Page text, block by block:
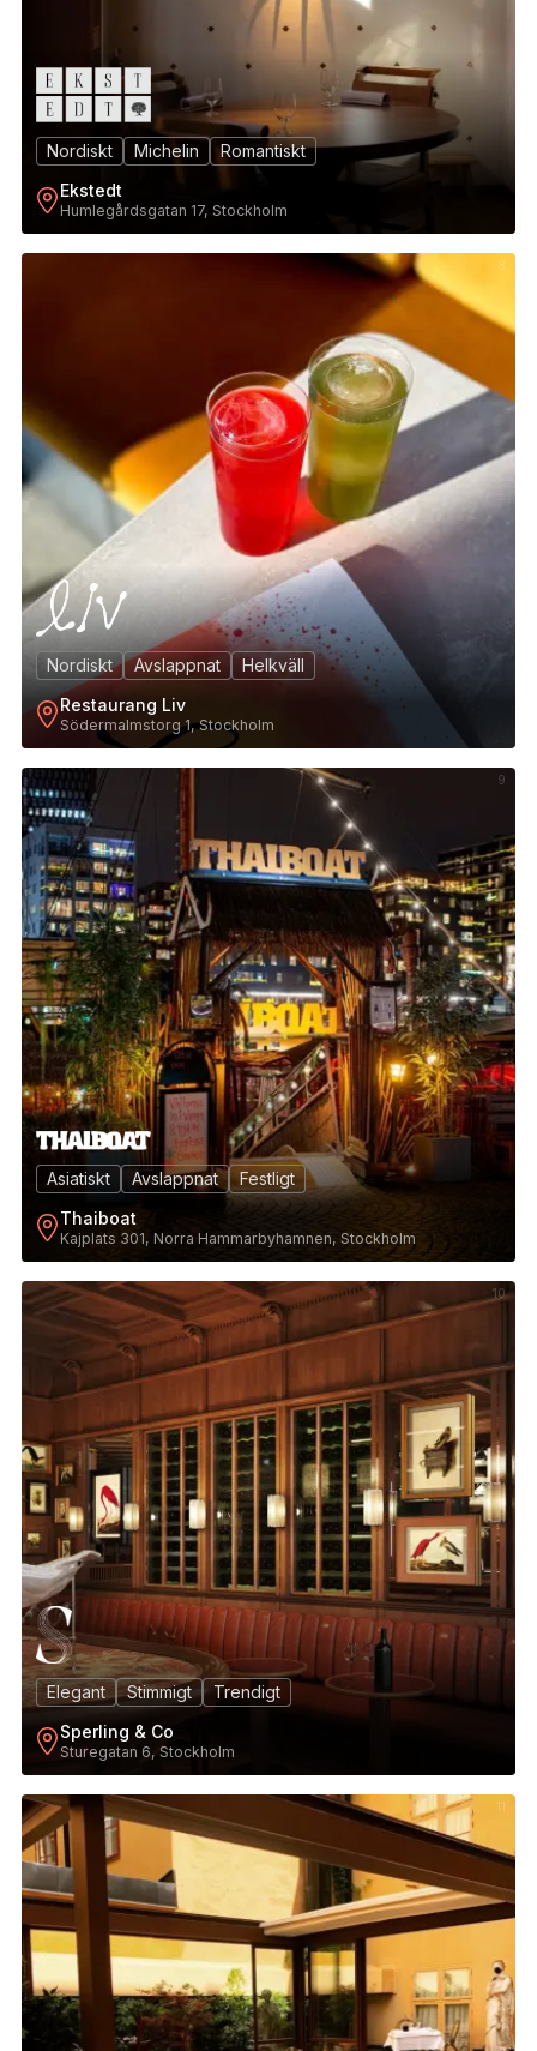
Nordiskt Michelin
Romantiskt
Ekstedt
Humlegårdsgatan 17, Stockholm
8
Nordiskt Avslappnat
Helkväll
Restaurang Liv
Södermalmstorg 1, Stockholm
9
Asiatiskt Avslappnat
Festligt
Thaiboat
Kajplats 301, Norra Hammarbyhamnen, Stockholm
10
Elegant Stimmigt
Trendigt
Sperling & Co
Sturegatan 6, Stockholm
11